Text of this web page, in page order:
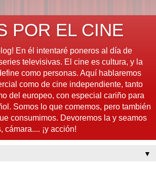
POR EL CINE
En él intentaré poneros al día de
televisivas. El cine es cultura, y la
como personas. Aquí hablaremos
como de cine independiente, tanto
del europeo, con especial cariño para
Somos lo que comemos, pero también
consumimos. Devoremos la y seamos
cámara.... ¡y acción!
▼